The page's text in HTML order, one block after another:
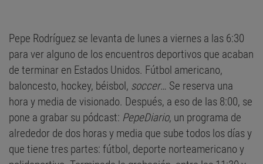
Pepe Rodríguez se levanta de lunes a viernes a las 6:30
para ver alguno de los encuentros deportivos que acaban
de terminar en Estados Unidos. Fútbol americano,
baloncesto, hockey, béisbol, soccer… Se reserva una
hora y media de visionado. Después, a eso de las 8:00, se
pone a grabar su pódcast: PepeDiario, un programa de
alrededor de dos horas y media que sube todos los días y
que tiene tres partes: fútbol, deporte norteamericano y